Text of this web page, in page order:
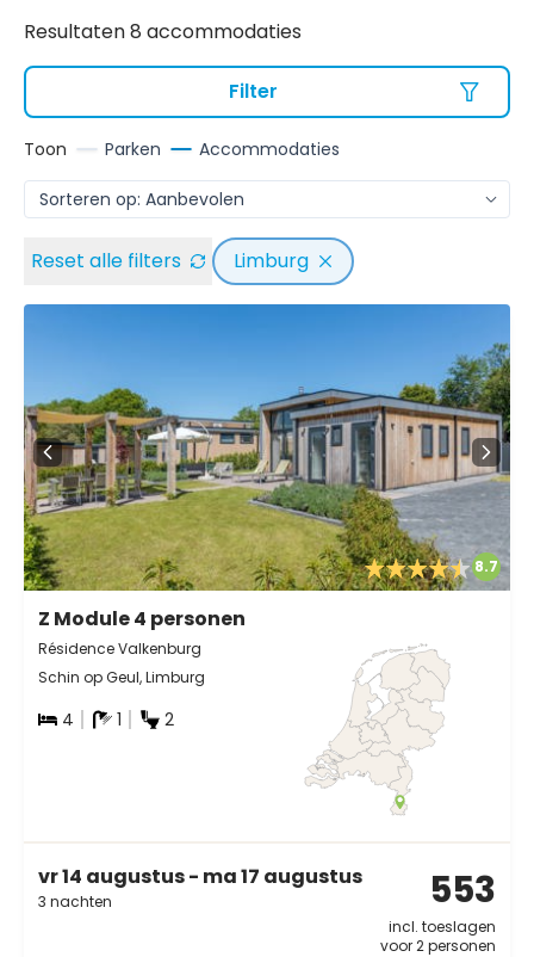
Resultaten 8 accommodaties
Filter
Toon Parken Accommodaties
Reset alle filters Limburg
8.7
Z Module 4 personen
Résidence Valkenburg
Schin op Geul, Limburg
4 1 2
vr 14 augustus - ma 17 augustus
3 nachten 553
incl. toeslagen
voor 2 personen